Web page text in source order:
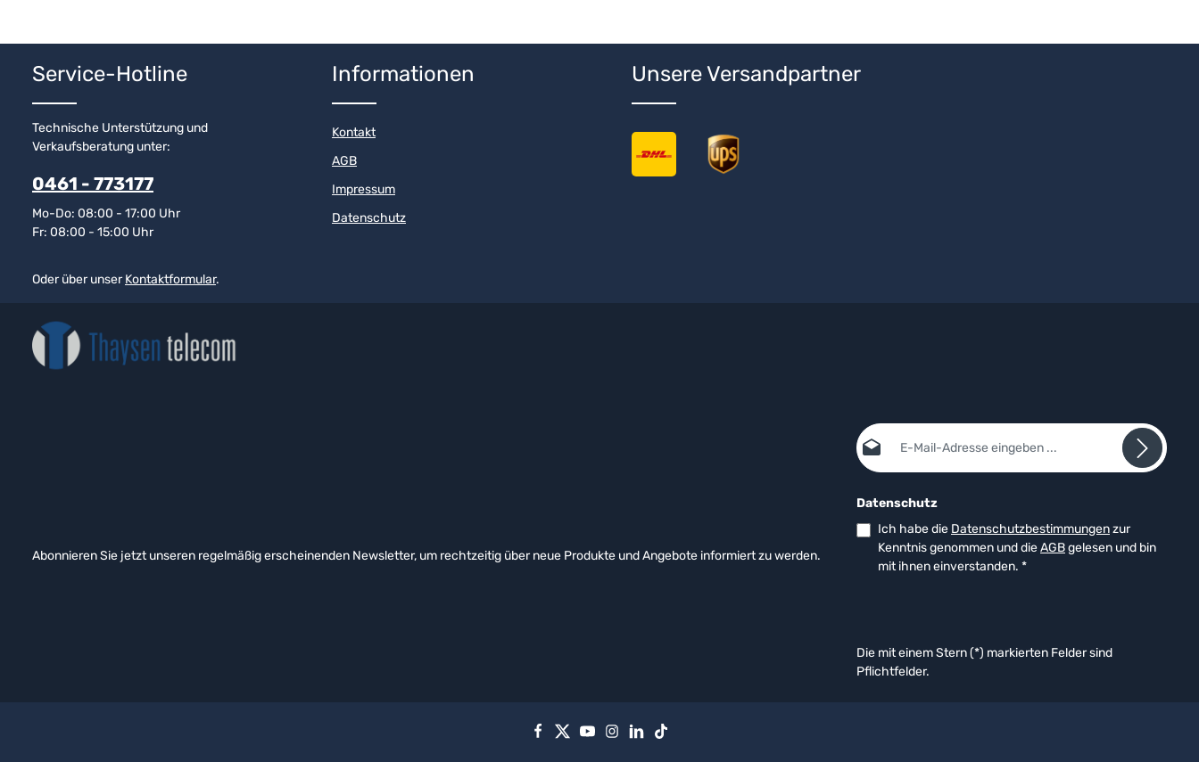
Service-Hotline
Technische Unterstützung und
Verkaufsberatung unter:
0461 - 773177
Mo-Do: 08:00 - 17:00 Uhr
Fr: 08:00 - 15:00 Uhr
Oder über unserKontaktformular.
Informationen
Kontakt
AGB
Impressum
Datenschutz
Unsere Versandpartner
Abonnieren Sie jetzt unseren regelmäßig erscheinenden Newsletter, um rechtzeitig über neue Produkte und Angebote informiert zu werden.
E-Mail-Adresse*
Datenschutz
Ich habe die Datenschutzbestimmungenzur
Kenntnis genommen und dieAGBgelesen und bin
mit ihnen einverstanden. *
Die mit einem Stern (*) markierten Felder sind
Pflichtfelder.